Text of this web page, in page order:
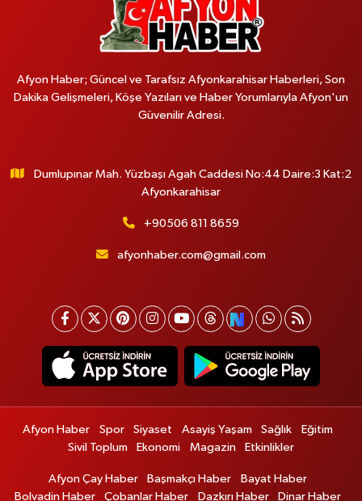
Afyon Haber; Güncel ve Tarafsız Afyonkarahisar Haberleri, Son
Dakika Gelişmeleri, Köşe Yazıları ve Haber Yorumlarıyla Afyon'un
Güvenilir Adresi.
Dumlupınar Mah. Yüzbaşı Agah Caddesi No:44 Daire:3 Kat:2
Afyonkarahisar
+90506 811 8659
afyonhaber.com@gmail.com
Afyon Haber Spor Siyaset Asayiş Yaşam Sağlık
Eğitim
Sivil Toplum
Ekonomi Magazin Etkinlikler
Afyon Çay Haber Başmakçı Haber
Bayat Haber
Bolvadin Haber
Çobanlar Haber Dazkırı Haber Dinar Haber